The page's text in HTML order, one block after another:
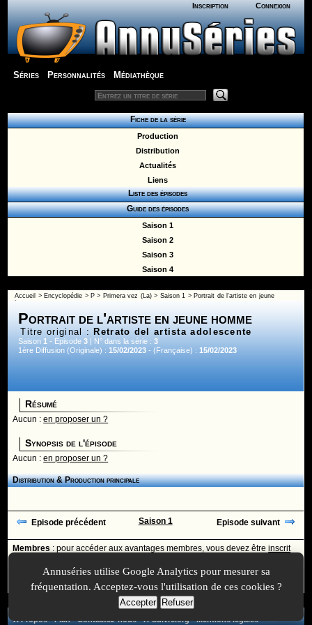
Inscription Connexion
Séries Personnalités Médiathèque
Fiche de la série
Production
Distribution
Actualités
Liens
Liste des épisodes
Guide des épisodes
Saison 1
Saison 2
Saison 3
Saison 4
Accueil > Encyclopédie > P > Primera vez (La)> Saison 1 > Portrait de l'artiste en jeune
homme
Portrait de l'artiste en jeune homme
Titre original : Retrato del artista adolescente
Saison1 - Episode3 | N° dans la série :3
1ère Diffusion (Originale) :15/02/2023 - (Française) :15/02/2023
Résumé
Aucun :en proposer un ?
Synopsis de l'épisode
Aucun :en proposer un ?
Distribution & Production principale
Episode précédent Saison 1 Episode suivant
Membres : pour accéder aux avantages membres, vous devez êtreinscrit
Ajoutée le :30/11/-0001 à 00:00 -Mise à jour le :30/11/-0001 à 00:00
A Propos-Plan-Contactez-nous-A-Suivre.org-Mentions légales-
Annuséries utilise Google Analytics pour mesurer sa
fréquentation. Acceptez-vous l'utilisation de ces cookies ?
Accepter Refuser